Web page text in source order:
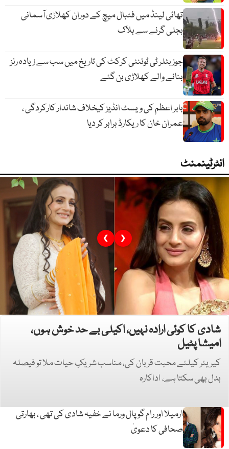
تھائی لینڈ میں فٹبال میچ کے دوران کھلاڑی آسمانی
بجلی گرنے سے ہلاک
جوز بٹلر ٹی ٹوئنٹی کرکٹ کی تاریخ میں سب سے زیادہ رنز
بنانے والے کھلاڑی بن گئے
بابر اعظم کی ویسٹ انڈیز کیخلاف شاندار کارکردگی ،
عمران خان کا ریکارڈ برابر کر دیا
انٹرٹینمنٹ
شادی کا کوئی ارادہ نہیں، اکیلی بے حد خوش ہوں،
امیشا پٹیل
کیریئر کیلئے محبت قربان کی، مناسب شریکِ حیات ملا تو فیصلہ
بدل بھی سکتا ہے، اداکارہ
❮ ❯
ارمیلا اور رام گوپال ورما نے خفیہ شادی کی تھی ، بھارتی
صحافی کا دعویٰ